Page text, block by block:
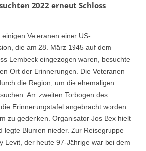
2022 erneut Schloss
Veteranen einer US-
die am 28. März 1945 auf dem
Lembeck eingezogen waren, besuchte
Ort der Erinnerungen. Die Veteranen
die Region, um die ehemaligen
Am zweiten Torbogen des
Erinnerungstafel angebracht worden
zu gedenken. Organisator Jos Bex hielt
legte Blumen nieder. Zur Reisegruppe
Levit, der heute 97-Jährige war bei dem